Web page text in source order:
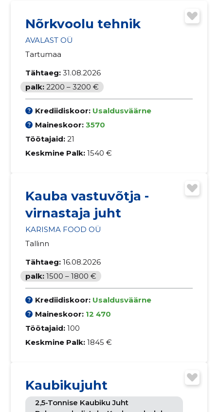
Nõrkvoolu tehnik
AVALAST OÜ
Tartumaa
Tähtaeg: 31.08.2026
palk: 2200 – 3200 €
Krediidiskoor: Usaldusväärne
Maineskoor: 3570
Töötajaid: 21
Keskmine Palk: 1540 €
Kauba vastuvõtja -
virnastaja juht
KARISMA FOOD OÜ
Tallinn
Tähtaeg: 16.08.2026
palk: 1500 – 1800 €
Krediidiskoor: Usaldusväärne
Maineskoor: 12 470
Töötajaid: 100
Keskmine Palk: 1845 €
Kaubikujuht
2,5-Tonnise Kaubiku Juht